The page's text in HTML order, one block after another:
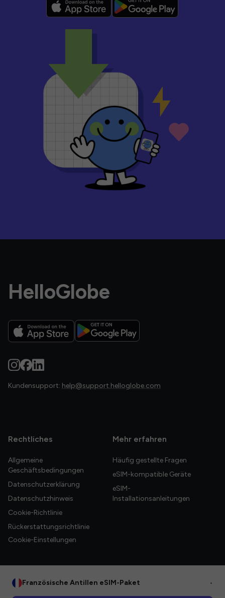
HelloGlobe
Kundensupport: help@support.helloglobe.com
Rechtliches
Allgemeine
Geschäftsbedingungen
Datenschutzerklärung
Datenschutzhinweis
Cookie-Richtlinie
Rückerstattungsrichtlinie
Cookie-Einstellungen
Mehr erfahren
Häufig gestellte Fragen
eSIM-kompatible Geräte
eSIM-
Installationsanleitungen
Französische Antillen eSIM-Paket •